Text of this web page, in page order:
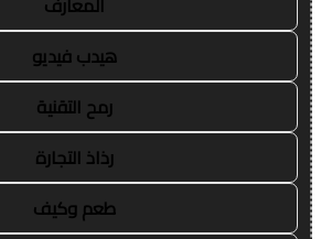
هيدب فيديو
رمح التقنية
رذاذ التجارة
طعم وكيف